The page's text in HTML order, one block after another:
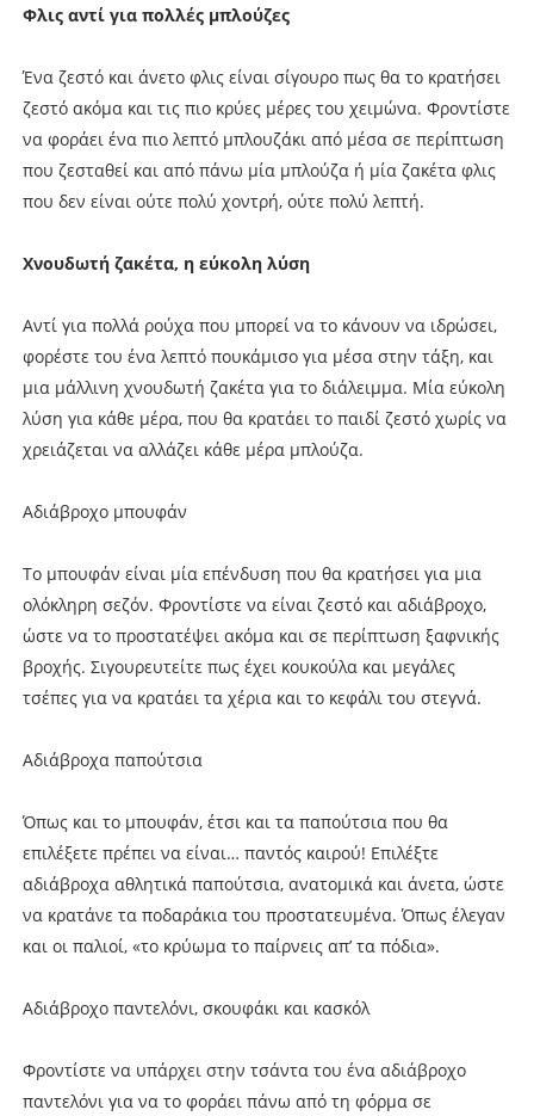
Φλις αντί για πολλές μπλούζες
Ένα ζεστό και άνετο φλις είναι σίγουρο πως θα τo κρατήσει
ζεστό ακόμα και τις πιο κρύες μέρες του χειμώνα. Φροντίστε
να φοράει ένα πιο λεπτό μπλουζάκι από μέσα σε περίπτωση
που ζεσταθεί και από πάνω μία μπλούζα ή μία ζακέτα φλις
που δεν είναι ούτε πολύ χοντρή, ούτε πολύ λεπτή.
Χνουδωτή ζακέτα, η εύκολη λύση
Αντί για πολλά ρούχα που μπορεί να το κάνουν να ιδρώσει,
φορέστε του ένα λεπτό πουκάμισο για μέσα στην τάξη, και
μια μάλλινη χνουδωτή ζακέτα για το διάλειμμα. Μία εύκολη
λύση για κάθε μέρα, που θα κρατάει το παιδί ζεστό χωρίς να
χρειάζεται να αλλάζει κάθε μέρα μπλούζα.
Αδιάβροχο μπουφάν
Το μπουφάν είναι μία επένδυση που θα κρατήσει για μια
ολόκληρη σεζόν. Φροντίστε να είναι ζεστό και αδιάβροχο,
ώστε να το προστατέψει ακόμα και σε περίπτωση ξαφνικής
βροχής. Σιγουρευτείτε πως έχει κουκούλα και μεγάλες
τσέπες για να κρατάει τα χέρια και το κεφάλι του στεγνά.
Αδιάβροχα παπούτσια
Όπως και το μπουφάν, έτσι και τα παπούτσια που θα
επιλέξετε πρέπει να είναι… παντός καιρού! Επιλέξτε
αδιάβροχα αθλητικά παπούτσια, ανατομικά και άνετα, ώστε
να κρατάνε τα ποδαράκια του προστατευμένα. Όπως έλεγαν
και οι παλιοί, «το κρύωμα το παίρνεις απ’ τα πόδια».
Αδιάβροχο παντελόνι, σκουφάκι και κασκόλ
Φροντίστε να υπάρχει στην τσάντα του ένα αδιάβροχο
παντελόνι για να το φοράει πάνω από τη φόρμα σε